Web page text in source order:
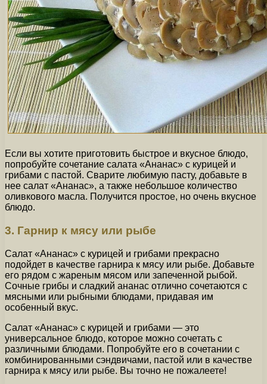
Если вы хотите приготовить быстрое и вкусное блюдо,
попробуйте сочетание салата «Ананас» с курицей и
грибами с пастой. Сварите любимую пасту, добавьте в
нее салат «Ананас», а также небольшое количество
оливкового масла. Получится простое, но очень вкусное
блюдо.
3. Гарнир к мясу или рыбе
Салат «Ананас» с курицей и грибами прекрасно
подойдет в качестве гарнира к мясу или рыбе. Добавьте
его рядом с жареным мясом или запеченной рыбой.
Сочные грибы и сладкий ананас отлично сочетаются с
мясными или рыбными блюдами, придавая им
особенный вкус.
Салат «Ананас» с курицей и грибами — это
универсальное блюдо, которое можно сочетать с
различными блюдами. Попробуйте его в сочетании с
комбинированными сэндвичами, пастой или в качестве
гарнира к мясу или рыбе. Вы точно не пожалеете!